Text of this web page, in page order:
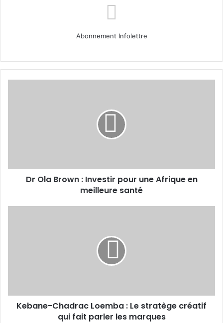
Abonnement Infolettre
en
meilleureDr Ola Brown : Investir pour une Afrique en
meilleure santé
parler
Kebane-Chadrac Loemba : Le stratège créatif
qui fait parler les marques